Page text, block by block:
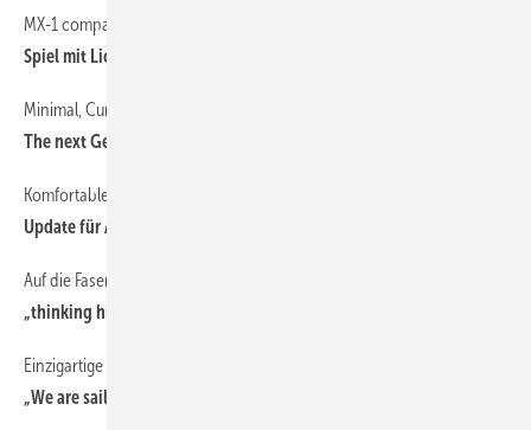
MX-1 compact von markilux mit LEDS
Spiel mit Licht und Schatten
Minimal, Curved oder elegant
The next Generation
Komfortable Anwendung und Inbetriebnahme des WMS Systems
Update für App und Software
Auf die Faser kommt es an
„thinking highTex“
Einzigartige und absolut wetterfeste Sonnensegel
„We are sailing“